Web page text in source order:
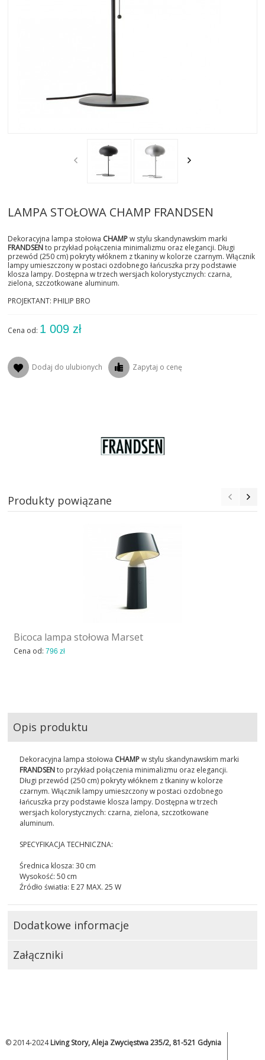
INSPIRACJE
LAMPA STOŁOWA CHAMP FRANDSEN
Dekoracyjna lampa stołowa CHAMPw stylu skandynawskim marki
FRANDSENto przykład połączenia minimalizmu oraz elegancji. Długi
przewód (250 cm) pokryty włóknem z tkaniny w kolorze czarnym. Włącznik
lampy umieszczony w postaci ozdobnego łańcuszka przy podstawie
klosza lampy. Dostępna w trzech wersjach kolorystycznych: czarna,
zielona, szczotkowane aluminum.
PROJEKTANT: PHILIP BRO
Cena od: 1 009 zł
Dodaj do ulubionych Zapytaj o cenę
Produkty powiązane
Bicoca lampa stołowa Marset
Cena od:796 zł
Opis produktu
Dekoracyjna lampa stołowa CHAMPw stylu skandynawskim marki
FRANDSENto przykład połączenia minimalizmu oraz elegancji.
Długi przewód (250 cm) pokryty włóknem z tkaniny w kolorze
czarnym. Włącznik lampy umieszczony w postaci ozdobnego
łańcuszka przy podstawie klosza lampy. Dostępna w trzech
wersjach kolorystycznych: czarna, zielona, szczotkowane
aluminum.
SPECYFIKACJA TECHNICZNA:
Średnica klosza: 30 cm
Wysokość: 50 cm
Źródło światła: E 27 MAX. 25 W
Dodatkowe informacje
Załączniki
© 2014-2024Living Story, Aleja Zwycięstwa 235/2, 81-521 Gdynia